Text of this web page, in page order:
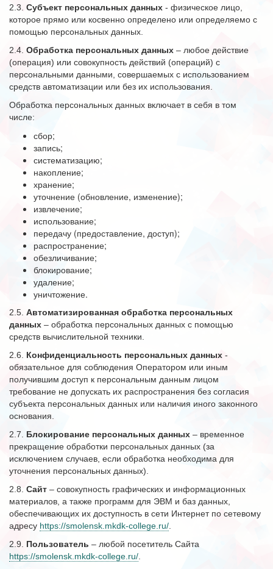
2.3. Субъект персональных данных - физическое лицо,
которое прямо или косвенно определено или определяемо с
помощью персональных данных.
2.4. Обработка персональных данных – любое действие
(операция) или совокупность действий (операций) с
персональными данными, совершаемых с использованием
средств автоматизации или без их использования.
Обработка персональных данных включает в себя в том
числе:
сбор;
запись;
систематизацию;
накопление;
хранение;
уточнение (обновление, изменение);
извлечение;
использование;
передачу (предоставление, доступ);
распространение;
обезличивание;
блокирование;
удаление;
уничтожение.
2.5. Автоматизированная обработка персональных
данных – обработка персональных данных с помощью
средств вычислительной техники.
2.6. Конфиденциальность персональных данных -
обязательное для соблюдения Оператором или иным
получившим доступ к персональным данным лицом
требование не допускать их распространения без согласия
субъекта персональных данных или наличия иного законного
основания.
2.7. Блокирование персональных данных – временное
прекращение обработки персональных данных (за
исключением случаев, если обработка необходима для
уточнения персональных данных).
2.8. Сайт – совокупность графических и информационных
материалов, а также программ для ЭВМ и баз данных,
обеспечивающих их доступность в сети Интернет по сетевому
адресу https://smolensk.mkdk-college.ru/
2.9. Пользователь – любой посетитель Сайта
https://smolensk.mkdk-college.ru/